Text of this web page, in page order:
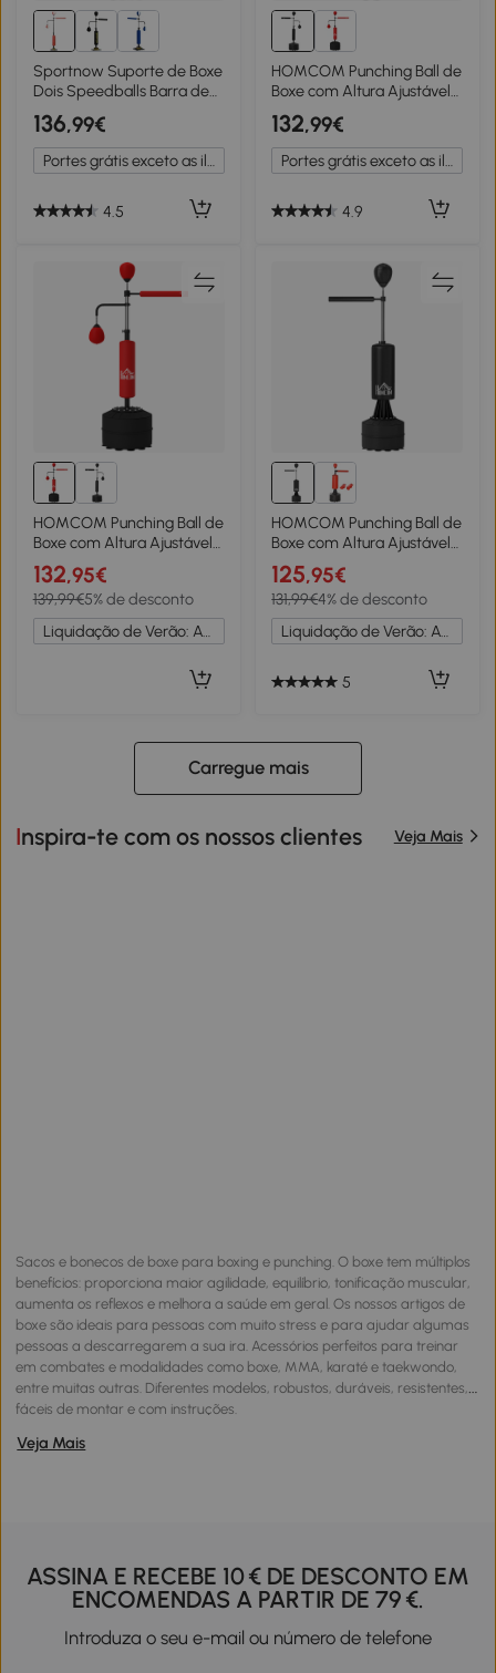
Sportnow Suporte de Boxe
Dois Speedballs Barra de
Boxe Giratória Saco de
Chutes Ajustável em Altura
Aço 107x36x140 205 cm
136,99€
Portes grátis exceto as ilhas
4.5
HOMCOM Punching Ball de
Boxe com Altura Ajustável
com 2 Bolas de Velocidade
Barra Giratória 360° e Base
Preenchida 88x50x160-
230cm Preto
132,99€
Portes grátis exceto as ilhas
4.9
HOMCOM Punching Ball de
Boxe com Altura Ajustável
com 2 Bolas de Velocidade
Barra Giratória 360°
88x50x160-230 cm
Vermelho e Preto
132,95€
139,99€5% de desconto
Liquidação de Verão: Até -20%
HOMCOM Punching Ball de
Boxe com Altura Ajustável
com Barra Giratória 360° e
Base Preenchida
88x48x155-205 cm Preto
125,95€
131,99€4% de desconto
Liquidação de Verão: Até -20%
5
Carregue mais
Inspira-te com os nossos clientes Veja Mais
Sacos e bonecos de boxe para boxing e punching. O boxe tem múltiplos
benefícios: proporciona maior agilidade, equilíbrio, tonificação muscular,
aumenta os reflexos e melhora a saúde em geral. Os nossos artigos de
boxe são ideais para pessoas com muito stress e para ajudar algumas
pessoas a descarregarem a sua ira. Acessórios perfeitos para treinar
em combates e modalidades como boxe, MMA, karaté e taekwondo,
entre muitas outras. Diferentes modelos, robustos, duráveis, resistentes,
fáceis de montar e com instruções.
Veja Mais
ASSINA E RECEBE 10 € DE DESCONTO EM
ENCOMENDAS A PARTIR DE 79 €.
Introduza o seu e-mail ou número de telefone